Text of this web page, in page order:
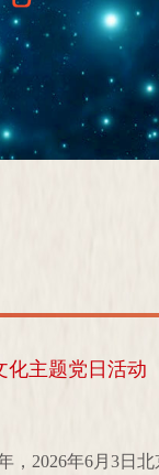
主题党日活动
，2026年6月3日北